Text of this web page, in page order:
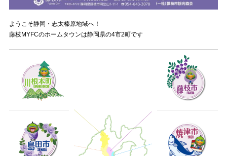
ようこそ静岡・志太榛原地域へ！
藤枝MYFCのホームタウンは静岡県の4市2町です